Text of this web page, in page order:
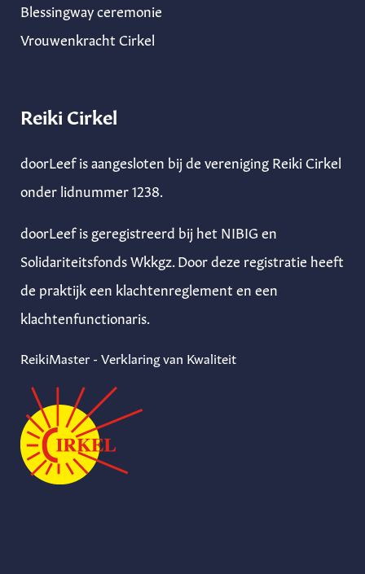
Blessingway ceremonie
Vrouwenkracht Cirkel
Reiki Cirkel
doorLeef is aangesloten bij de vereniging Reiki Cirkel
onder lidnummer 1238.
doorLeef is geregistreerd bij het NIBIG en
Solidariteitsfonds Wkkgz. Door deze registratie heeft
de praktijk een klachtenreglement en een
klachtenfunctionaris.
ReikiMaster - Verklaring van Kwaliteit